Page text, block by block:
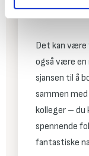
nøtvendig
Det kan
også være en
sjansen til å
sammen
kolleger – du
spennende
fantastiske